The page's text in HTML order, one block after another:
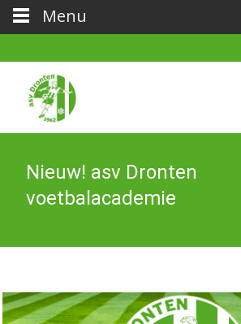
Nieuw! asv Dronten
voetbalacademie
Menu